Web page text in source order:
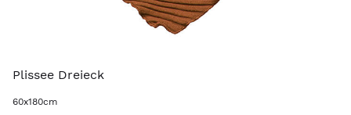
Plissee Dreieck
60x180cm